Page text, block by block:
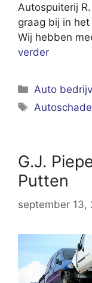
Autospuiterij
graag bij in
Wij hebben
verder
Categorieën
Auto
Tags
Autoschade
G.J.
Putten
september 13,